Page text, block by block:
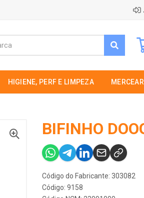
HIGIENE, PERF E LIMPEZA
BIFINHO
Código do Fabricante: 303082
Código: 9158